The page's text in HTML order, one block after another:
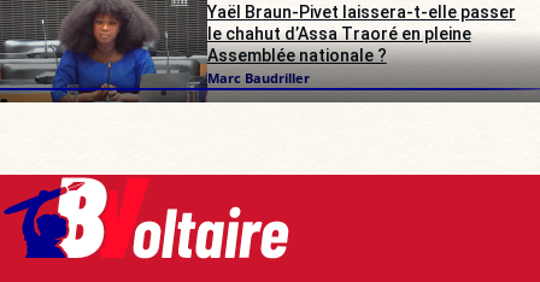
Yaël Braun-Pivet laissera-t-elle passer
le chahut d’Assa Traoré en pleine
Assemblée nationale ?
Marc Baudriller